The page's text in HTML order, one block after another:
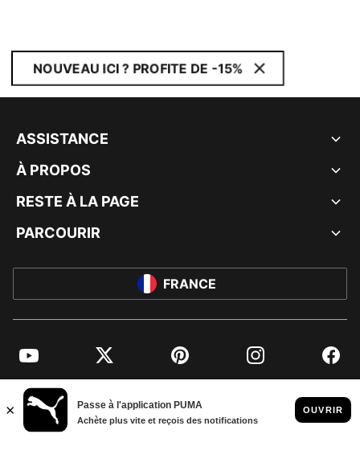
NOUVEAU ICI ? PROFITE DE -15%
ASSISTANCE
À PROPOS
RESTE À LA PAGE
PARCOURIR
FRANCE
YouTube Twitter Pinterest Instagram
© PUMA EUROPE GMBH, 2026. TOUS DROITS RÉSERVÉS
MENTIONS ET DONNÉES LÉGALES